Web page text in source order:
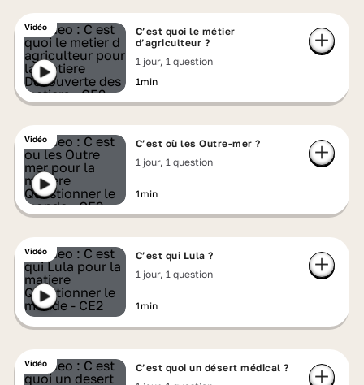
Vidéo
C’est quoi le métier
d’agriculteur ?
1 jour, 1 question
1min
Vidéo
C’est où les Outre-mer ?
1 jour, 1 question
1min
Vidéo
C’est qui Lula ?
1 jour, 1 question
1min
Vidéo
C’est quoi un désert médical ?